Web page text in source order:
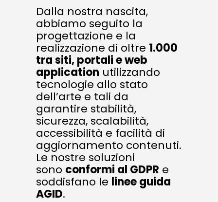
Dalla nostra nascita,
abbiamo seguito la
progettazione e la
realizzazione di oltre 1.000
tra siti, portali e web
application utilizzando
tecnologie allo stato
dell’arte e tali da
garantire stabilità,
sicurezza, scalabilità,
accessibilità e facilità di
aggiornamento contenuti.
Le nostre soluzioni
sono conformi al GDPR e
soddisfano le linee guida
AGID.